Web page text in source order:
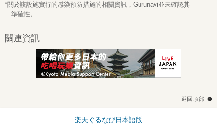
*關於該設施實行的感染預防措施的相關資訊，Gurunavi並未確認其
準確性。
關連資訊
返回頂部
楽天ぐるなび日本語版